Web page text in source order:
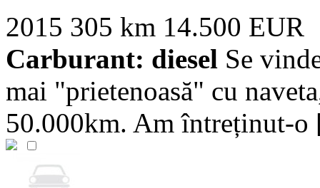
2015 305 km 14.500 EUR
Carburant: diesel Se
mai "prietenoasă" cu
50.000km. Am întreținut-o